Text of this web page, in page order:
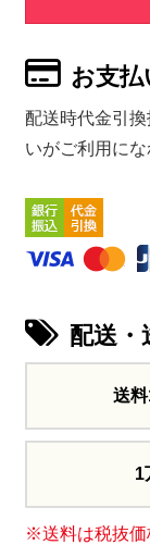
お支
配送時代金引
いがご利用に
配送・
送
1
※送料は税抜価